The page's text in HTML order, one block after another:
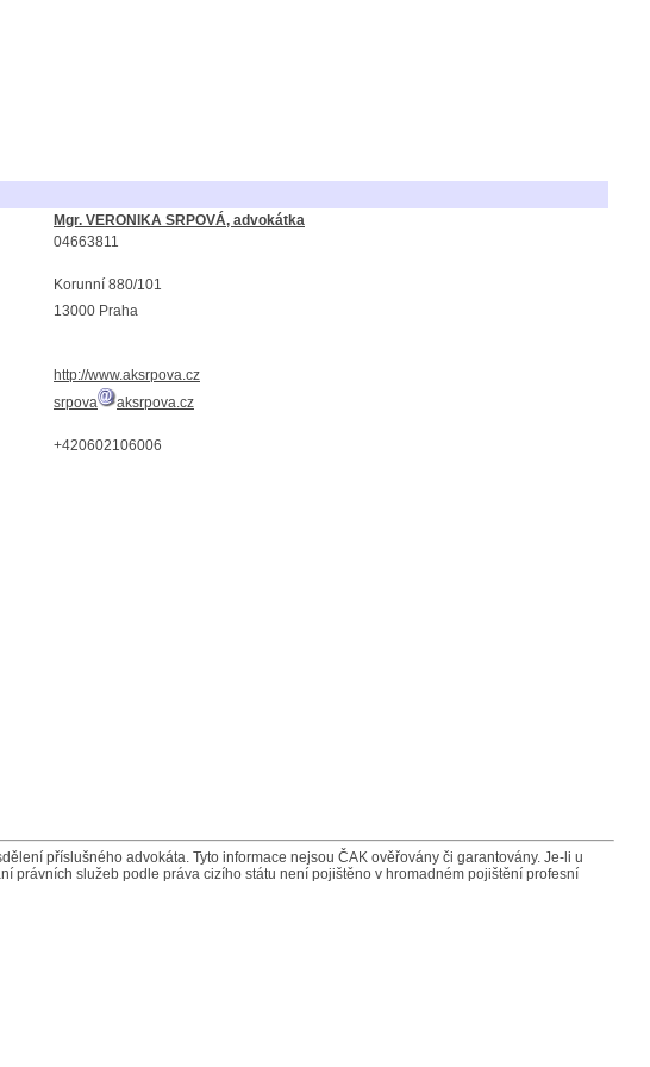
Mgr. VERONIKA SRPOVÁ, advokátka
04663811
Korunní 880/101
13000 Praha
http://www.aksrpova.cz
srpova
aksrpova.cz
+420602106006
příslušného advokáta. Tyto informace nejsou ČAK ověřovány či garantovány. Je-li u
právních služeb podle práva cizího státu není pojištěno v hromadném pojištění profesní